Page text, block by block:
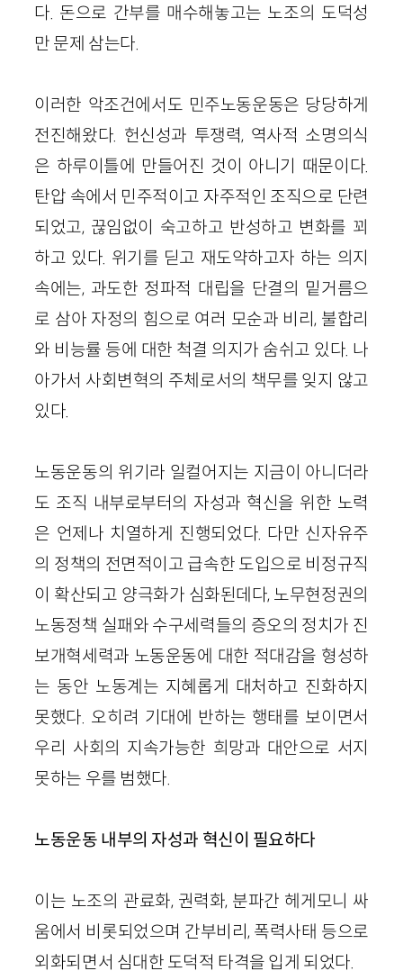
다. 돈으로 간부를 매수해놓고는 노조의 도덕성
만 문제 삼는다.
이러한 악조건에서도 민주노동운동은 당당하게
전진해왔다. 헌신성과 투쟁력, 역사적 소명의식
은 하루이틀에 만들어진 것이 아니기 때문이다.
탄압 속에서 민주적이고 자주적인 조직으로 단련
되었고, 끊임없이 숙고하고 반성하고 변화를 꾀
하고 있다. 위기를 딛고 재도약하고자 하는 의지
속에는, 과도한 정파적 대립을 단결의 밑거름으
로 삼아 자정의 힘으로 여러 모순과 비리, 불합리
와 비능률 등에 대한 척결 의지가 숨쉬고 있다. 나
아가서 사회변혁의 주체로서의 책무를 잊지 않고
있다.
노동운동의 위기라 일컬어지는 지금이 아니더라
도 조직 내부로부터의 자성과 혁신을 위한 노력
은 언제나 치열하게 진행되었다. 다만 신자유주
의 정책의 전면적이고 급속한 도입으로 비정규직
이 확산되고 양극화가 심화된데다, 노무현정권의
노동정책 실패와 수구세력들의 증오의 정치가 진
보개혁세력과 노동운동에 대한 적대감을 형성하
는 동안 노동계는 지혜롭게 대처하고 진화하지
못했다. 오히려 기대에 반하는 행태를 보이면서
우리 사회의 지속가능한 희망과 대안으로 서지
못하는 우를 범했다.
노동운동 내부의 자성과 혁신이 필요하다
이는 노조의 관료화, 권력화, 분파간 헤게모니 싸
움에서 비롯되었으며 간부비리, 폭력사태 등으로
외화되면서 심대한 도덕적 타격을 입게 되었다.